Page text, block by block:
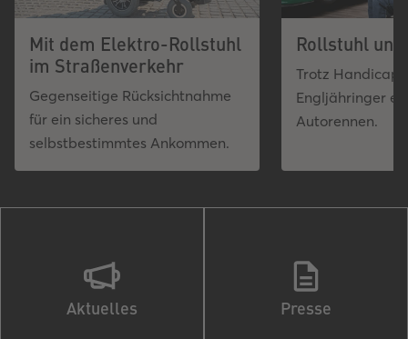
Mit dem Elektro-Rollstuhl
im Straßenverkehr
Gegenseitige Rücksichtnahme
für ein sicheres und
selbstbestimmtes Ankommen.
Rollstuhl
Trotz Handicap
Engljähringer
Autorennen.
Aktuelles Presse